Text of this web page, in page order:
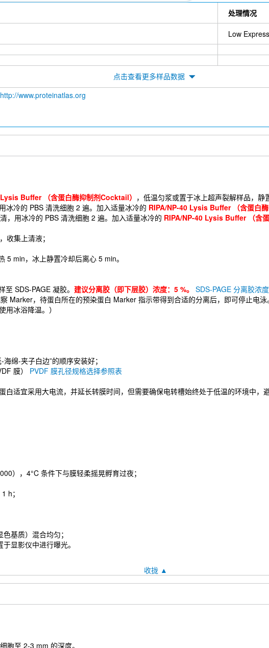
处理情况
Low
点击查看更多样品数据
http://www.proteinatlas.org
Buffer （含蛋白酶抑制剂Cocktail） ，低温匀浆或置于冰上超声裂解样品，静
冰冷的 PBS 清洗细胞 2 遍。加入适量冰冷的 RIPA/NP-40 Lysis Buffer （含蛋白
，用冰冷的 PBS 清洗细胞 2 遍。加入适量冰冷的 RIPA/NP-40 Lysis Buffer （含
收集上清液；
5 min，冰上静置冷却后离心 5 min。
SDS-PAGE 凝胶。 建议分离胶（即下层胶）浓度：5 %。 SDS-PAGE 分离胶浓
Marker，待蛋白所在的预染蛋白 Marker 指示带得到合适的分离后，即可停止电
冰浴降温。）
绵-夹子白边”的顺序安装好；
膜） PVDF 膜孔径规格选择参照表
白适宜采用大电流，并延长转膜时间，但需要确保电转槽始终处于低温的环境中，
），4°C 条件下与膜轻柔摇晃孵育过夜；
h；
基质）混合均匀；
显影仪中进行曝光。
胞至 2-3 mm 的深度。